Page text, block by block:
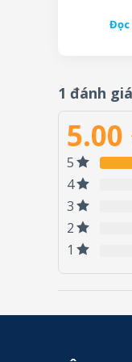
1 đánh
5.00
5
4
3
2
1